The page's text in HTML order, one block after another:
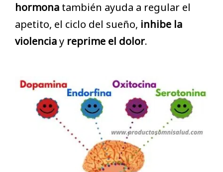
hormona también ayuda a regular el
apetito, el ciclo del sueño, inhibe la
violenciay reprime el dolor.